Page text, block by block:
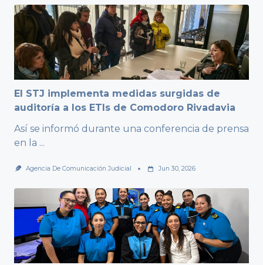
El STJ implementa medidas surgidas de
auditoría a los ETIs de Comodoro Rivadavia
Así se informó durante una conferencia de prensa
en la ...
Agencia De Comunicación Judicial Jun 30, 2026